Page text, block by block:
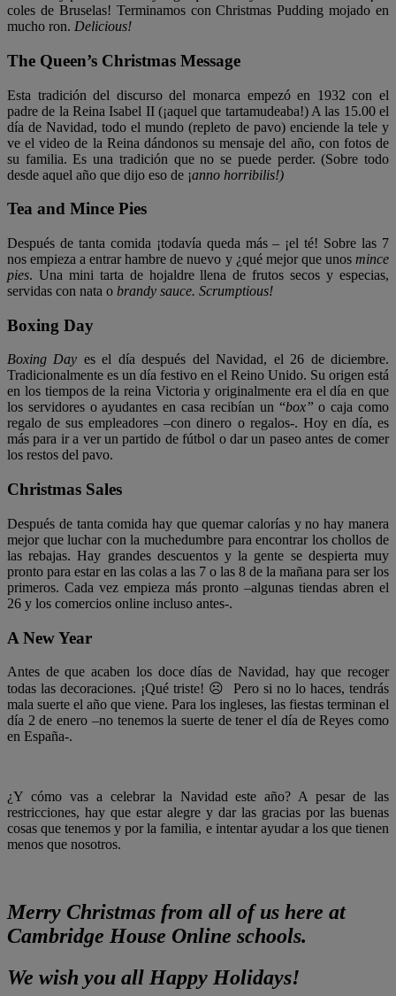
coles de Bruselas! Terminamos con Christmas Pudding mojado en
mucho ron. Delicious!
The Queen’s Christmas Message
Esta tradición del discurso del monarca empezó en 1932 con el
padre de la Reina Isabel II (¡aquel que tartamudeaba!) A las 15.00 el
día de Navidad, todo el mundo (repleto de pavo) enciende la tele y
ve el video de la Reina dándonos su mensaje del año, con fotos de
su familia. Es una tradición que no se puede perder. (Sobre todo
desde aquel año que dijo eso de ¡anno horribilis!)
Tea and Mince Pies
Después de tanta comida ¡todavía queda más – ¡el té! Sobre las 7
nos empieza a entrar hambre de nuevo y ¿qué mejor que unos mince
pies. Una mini tarta de hojaldre llena de frutos secos y especias,
servidas con nata o brandy sauce. Scrumptious!
Boxing Day
Boxing Day es el día después del Navidad, el 26 de diciembre.
Tradicionalmente es un día festivo en el Reino Unido. Su origen está
en los tiempos de la reina Victoria y originalmente era el día en que
los servidores o ayudantes en casa recibían un “box” o caja como
regalo de sus empleadores –con dinero o regalos-. Hoy en día, es
más para ir a ver un partido de fútbol o dar un paseo antes de comer
los restos del pavo.
Christmas Sales
Después de tanta comida hay que quemar calorías y no hay manera
mejor que luchar con la muchedumbre para encontrar los chollos de
las rebajas. Hay grandes descuentos y la gente se despierta muy
pronto para estar en las colas a las 7 o las 8 de la mañana para ser los
primeros. Cada vez empieza más pronto –algunas tiendas abren el
26 y los comercios online incluso antes-.
A New Year
Antes de que acaben los doce días de Navidad, hay que recoger
todas las decoraciones. ¡Qué triste! ☹ Pero si no lo haces, tendrás
mala suerte el año que viene. Para los ingleses, las fiestas terminan el
día 2 de enero –no tenemos la suerte de tener el día de Reyes como
en España-.
¿Y cómo vas a celebrar la Navidad este año? A pesar de las
restricciones, hay que estar alegre y dar las gracias por las buenas
cosas que tenemos y por la familia, e intentar ayudar a los que tienen
menos que nosotros.
Merry Christmas from all of us here at
Cambridge House Online schools.
We wish you all Happy Holidays!